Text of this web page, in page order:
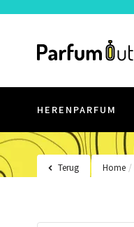
HERENPARFUM
Terug Home /